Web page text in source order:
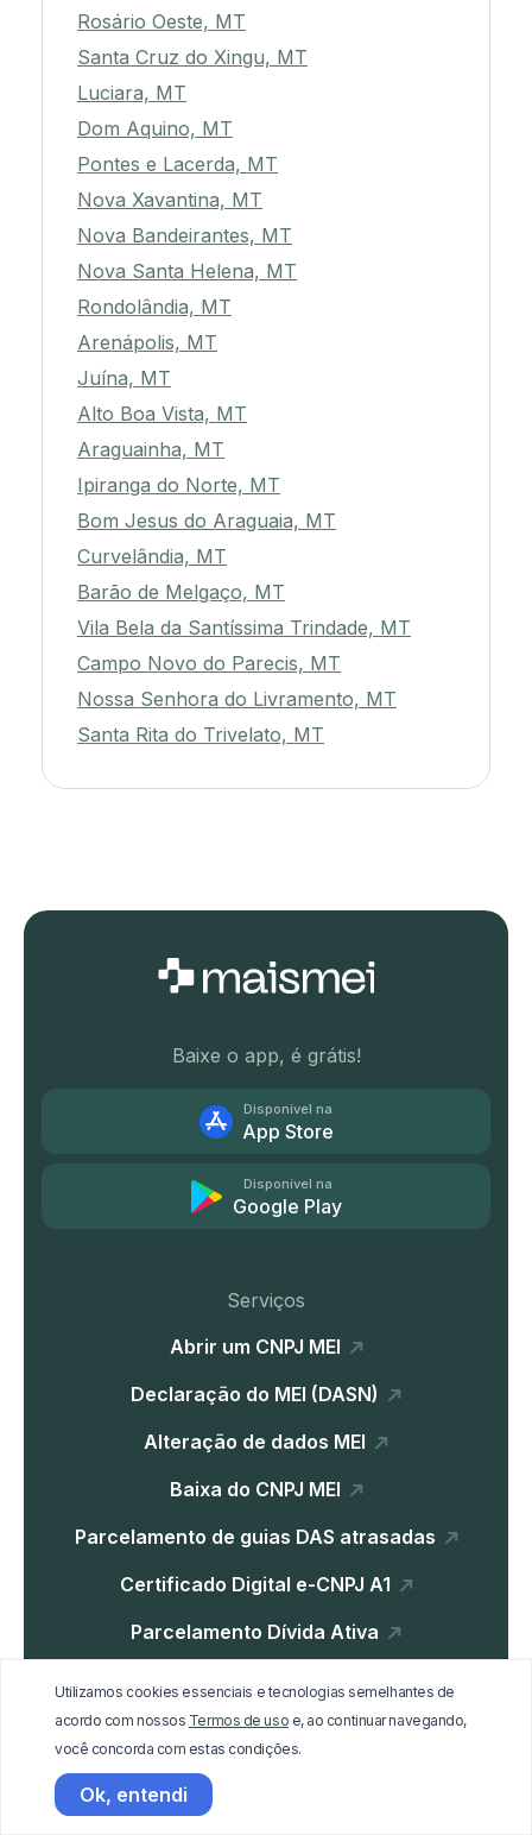
Rosário Oeste, MT
Santa Cruz do Xingu, MT
Luciara, MT
Dom Aquino, MT
Pontes e Lacerda, MT
Nova Xavantina, MT
Nova Bandeirantes, MT
Nova Santa Helena, MT
Rondolândia, MT
Arenápolis, MT
Juína, MT
Alto Boa Vista, MT
Araguainha, MT
Ipiranga do Norte, MT
Bom Jesus do Araguaia, MT
Curvelândia, MT
Barão de Melgaço, MT
Vila Bela da Santíssima Trindade, MT
Campo Novo do Parecis, MT
Nossa Senhora do Livramento, MT
Santa Rita do Trivelato, MT
Baixe o app, é grátis!
Disponível na
App Store
Disponível na
Google Play
Serviços
Abrir um CNPJ MEI
Declaração do MEI (DASN)
Alteração de dados MEI
Baixa do CNPJ MEI
Parcelamento de guias DAS atrasadas
Certificado Digital e-CNPJ A1
Parcelamento Dívida Ativa
Institucional
Home
Utilizamos cookies essenciais e tecnologias semelhantes de
acordo com nossos Termos de uso e, ao continuar navegando,
você concorda com estas condições.
Ok, entendi